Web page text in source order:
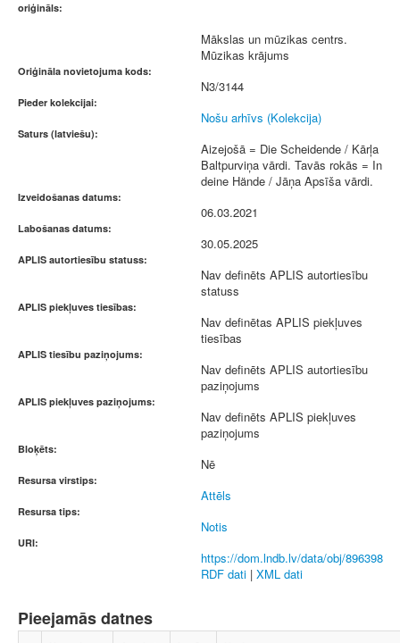
oriģināls:
Mākslas un mūzikas centrs.
Mūzikas krājums
Oriģināla novietojuma kods:
N3/3144
Pieder kolekcijai:
Nošu arhīvs (Kolekcija)
Saturs (latviešu):
Aizejošā = Die Scheidende / Kārļa
Baltpurviņa vārdi. Tavās rokās = In
deine Hände / Jāņa Apsīša vārdi.
Izveidošanas datums:
06.03.2021
Labošanas datums:
30.05.2025
APLIS autortiesību statuss:
Nav definēts APLIS autortiesību
statuss
APLIS piekļuves tiesības:
Nav definētas APLIS piekļuves
tiesības
APLIS tiesību paziņojums:
Nav definēts APLIS autortiesību
paziņojums
APLIS piekļuves paziņojums:
Nav definēts APLIS piekļuves
paziņojums
Bloķēts:
Nē
Resursa virstips:
Attēls
Resursa tips:
Notis
URI:
https://dom.lndb.lv/data/obj/896398
RDF dati | XML dati
Pieejamās datnes